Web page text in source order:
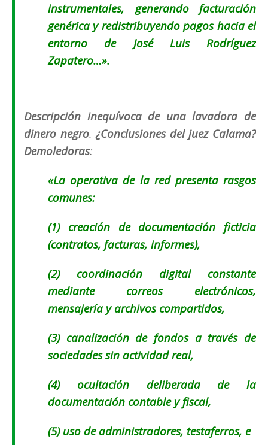
instrumentales, generando facturación
genérica y redistribuyendo pagos hacia el
entorno de José Luis Rodríguez
Zapatero…».
Descripción inequívoca de una lavadora de
dinero negro.¿Conclusiones del juez Calama?
Demoledoras:
«La operativa de la red presenta rasgos
comunes:
(1) creación de documentación ficticia
(contratos, facturas, informes),
(2) coordinación digital constante
mediante correos electrónicos,
mensajería y archivos compartidos,
(3) canalización de fondos a través de
sociedades sin actividad real,
(4) ocultación deliberada de la
documentación contable y fiscal,
(5) uso de administradores, testaferros, e